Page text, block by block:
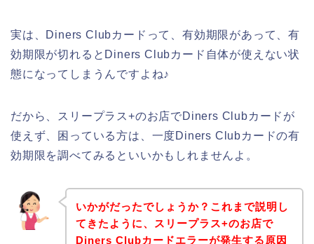
実は、Diners Clubカードって、有効期限があって、有
効期限が切れるとDiners Clubカード自体が使えない状
態になってしまうんですよね♪
だから、スリープラス+のお店でDiners Clubカードが
使えず、困っている方は、一度Diners Clubカードの有
効期限を調べてみるといいかもしれませんよ。
いかがだったでしょうか？これまで説明し
てきたように、スリープラス+のお店で
Diners Clubカードエラーが発生する原因